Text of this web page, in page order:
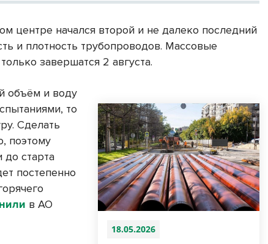
центре начался второй и не далеко последний
и плотность трубопроводов. Массовые
завершатся 2 августа.
18.05.2026
объём и воду
то
Сделать
поэтому
до старта
постепенно
в АО